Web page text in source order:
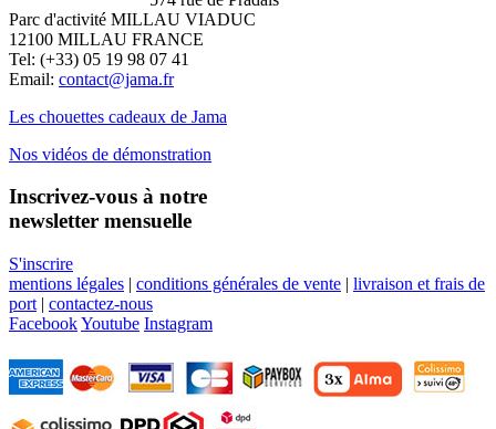
Parc d'activité MILLAU VIADUC
12100 MILLAU FRANCE
Tel: (+33) 05 19 98 07 41
Email: contact@jama.fr
Les chouettes cadeaux de Jama
Nos vidéos de démonstration
Inscrivez-vous à notre
newsletter mensuelle
S'inscrire
mentions légales | conditions générales de vente | livraison et frais de
port | contactez-nous
FacebookYoutube Instagram